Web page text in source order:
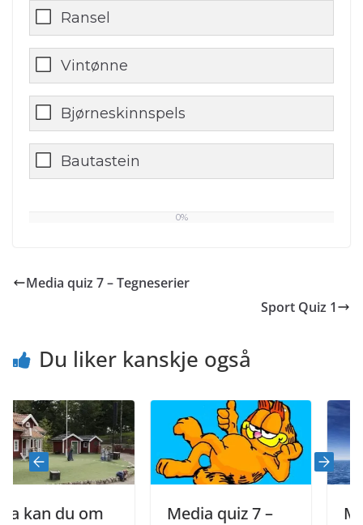
Ransel
Vintønne
Bjørneskinnspels
Bautastein
0%
Media quiz 7 – Tegneserier
Sport Quiz 1
Du liker kanskje også
du om
Media quiz 7 –
Media